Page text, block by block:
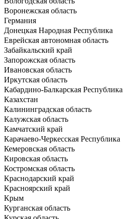
Воронежская область
Германия
Донецкая Народная Республика
Еврейская автономная область
Забайкальский край
Запорожская область
Ивановская область
Иркутская область
Кабардино-Балкарская Республика
Казахстан
Калининградская область
Калужская область
Камчатский край
Карачаево-Черкесская Республика
Кемеровская область
Кировская область
Костромская область
Краснодарский край
Красноярский край
Крым
Курганская область